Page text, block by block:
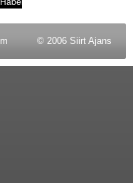
© 2006 Siirt Ajans